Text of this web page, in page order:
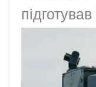
підготував